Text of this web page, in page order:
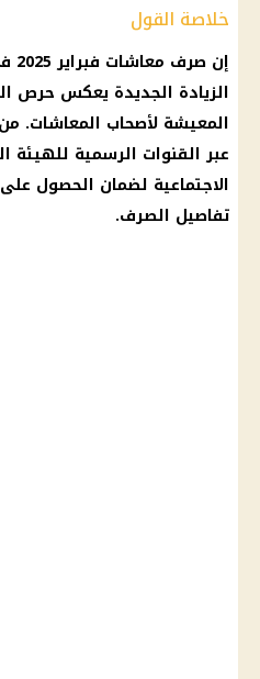
خلاصة القول
إن صرف معاشات فبراير 2025 في الموعد المحدد مع
الزيادة الجديدة يعكس حرص
المعيشة لأصحاب المعاشات.
عبر القنوات الرسمية للهيئة
الاجتماعية لضمان الحصول
تفاصيل الصرف.